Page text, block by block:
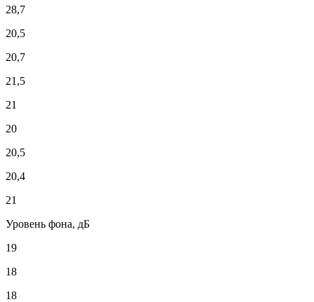
28,7
20,5
20,7
21,5
21
20
20,5
20,4
21
Уровень фона, дБ
19
18
18